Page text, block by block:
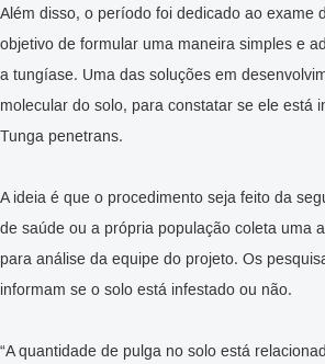
Além disso, o período foi dedicado ao exame
objetivo de formular uma maneira simples e
a tungíase. Uma das soluções em
molecular do solo, para constatar se ele está
Tunga penetrans.
A ideia é que o procedimento seja feito da
de saúde ou a própria população coleta uma
para análise da equipe do projeto. Os
informam se o solo está infestado ou não.
“A quantidade de pulga no solo está